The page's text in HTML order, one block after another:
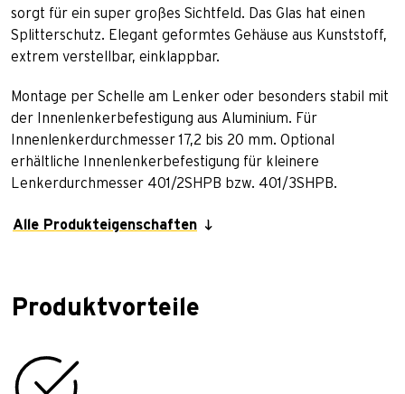
sorgt für ein super großes Sichtfeld. Das Glas hat einen
Splitterschutz. Elegant geformtes Gehäuse aus Kunststoff,
extrem verstellbar, einklappbar.
Montage per Schelle am Lenker oder besonders stabil mit
der Innenlenkerbefestigung aus Aluminium. Für
Innenlenkerdurchmesser 17,2 bis 20 mm. Optional
erhältliche Innenlenkerbefestigung für kleinere
Lenkerdurchmesser 401/2SHPB bzw. 401/3SHPB.
Alle Produkteigenschaften
Produktvorteile